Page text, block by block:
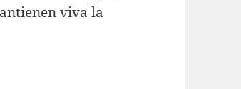
viva la